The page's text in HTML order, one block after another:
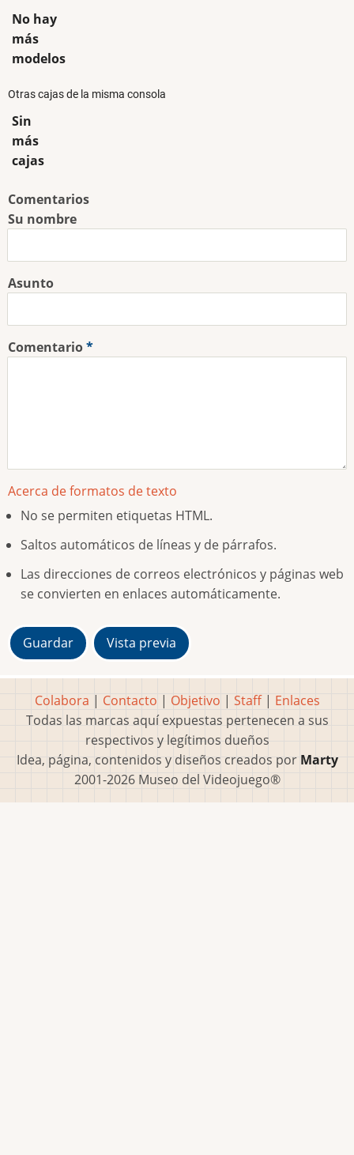
No hay
más
modelos
Otras cajas de la misma consola
Sin
más
cajas
Comentarios
Su nombre
Asunto
Comentario
Acerca de formatos de texto
No se permiten etiquetas HTML.
Saltos automáticos de líneas y de párrafos.
Las direcciones de correos electrónicos y páginas web
se convierten en enlaces automáticamente.
Colabora | Contacto | Objetivo | Staff| Enlaces
Todas las marcas aquí expuestas pertenecen a sus
respectivos y legítimos dueños
Idea, página, contenidos y diseños creados por Marty
2001-2026 Museo del Videojuego®